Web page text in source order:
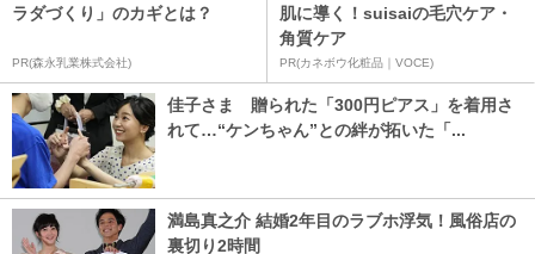
ラダづくり」のカギとは？
PR(森永乳業株式会社)
肌に導く！suisaiの毛穴ケア・
角質ケア
PR(カネボウ化粧品｜VOCE)
佳子さま 贈られた「300円ピアス」を着用さ
れて…“ケンちゃん”との絆が拓いた「...
満島真之介 結婚2年目のラブホ浮気！風俗店の
裏切り2時間